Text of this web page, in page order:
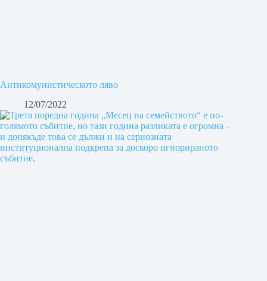
Антикомунистическото ляво
12/07/2022